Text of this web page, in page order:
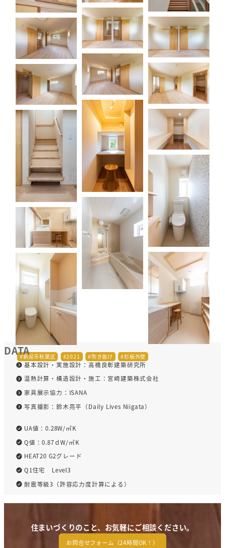
新潟市秋葉区 2021 吹き抜け 杉板外壁
DATA
基本設計・実施設計：高橋良彰建築研究所
温熱計算・構造設計・施工：宮崎建築株式会社
家具展示協力：ISANA
写真撮影：鈴木亮平（Daily Lives Niigata）
UA値：0.28W/㎡K
Q値：0.87ｄW/㎡K
HEAT20 G2グレード
Q1住宅 Level3
耐震等級3（許容応力度計算による）
住まいづくりのこと、お気軽にご相談ください。
お問合せフォーム（24時間OK！）